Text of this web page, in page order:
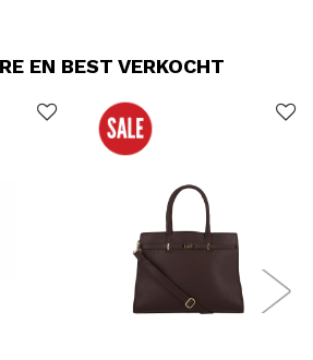
EN BEST VERKOCHT